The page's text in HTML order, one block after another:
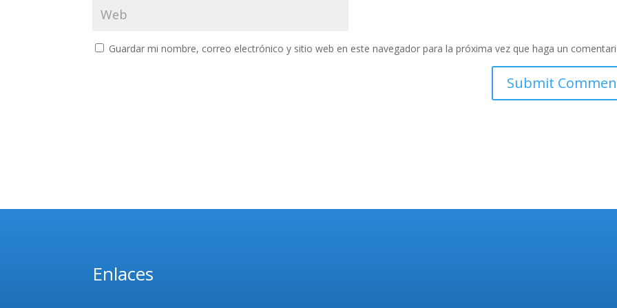
Guardar mi nombre, correo electrónico y sitio web en este navegador para la próxima vez que haga un
Enlaces